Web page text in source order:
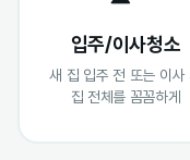
입주/이사청소
새 집 입주 전 또는 이사
집 전체를 꼼꼼하게